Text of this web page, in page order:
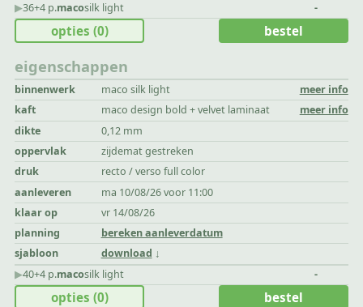
▶︎36+4 p.macosilk light -
eigenschappen
binnenwerk maco silk light
meer info
kaft
maco design bold + velvet laminaat
meer info
dikte
0,12 mm
oppervlak
zijdemat gestreken
druk
recto / verso full color
aanleveren
ma 10/08/26 voor 11:00
klaar op
vr 14/08/26
planning
bereken aanleverdatum
sjabloon
download
opties (0) bestel
▶︎40+4 p.macosilk light -
opties (0) bestel